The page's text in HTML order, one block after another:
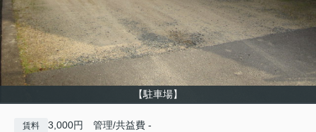
【駐車場】
賃料 3,000円 管理/共益費 -